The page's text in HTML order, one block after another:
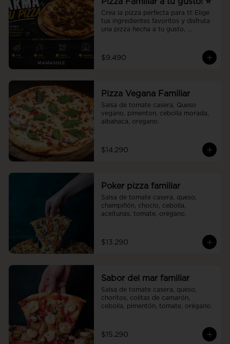
Crea la pizza perfecta para ti! Elige
tus ingredientes favoritos y disfruta
una pizza hecha a tu gusto,
$9.490
Pizza Vegana Familiar
Salsa de tomate casera, Queso
vegano, pimenton, cebolla morada,
albahaca, oregano.
$14.290
Poker pizza familiar
Salsa de tomate casera, queso,
champiñón, choclo, cebolla,
aceitunas, tomate, orégano.
$13.290
Sabor del mar familiar
Salsa de tomate casera, queso,
choritos, colitas de camarón,
cebolla, pimentón, tomate, orégano.
$15.290